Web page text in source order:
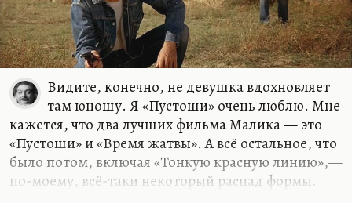
Видите, конечно, не девушка вдохновляет
там юношу. Я «Пустоши» очень люблю. Мне
кажется, что два лучших фильма Малика — это
«Пустоши» и «Время жатвы». А всё остальное, что
было потом, включая «Тонкую красную линию»,—
по-моему, всё-таки некоторый распад формы.